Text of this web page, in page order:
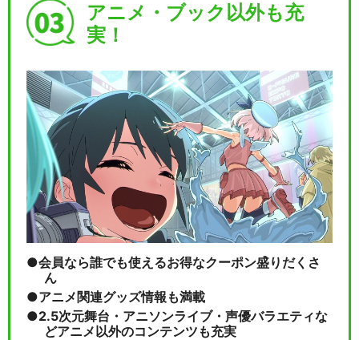
アニメ・ブック以外も充
実！
会員なら誰でも使えるお得なクーポン盛りだくさ
ん
アニメ関連グッズ情報も満載
2.5次元舞台・アニソンライブ・声優バラエティな
どアニメ以外のコンテンツも充実